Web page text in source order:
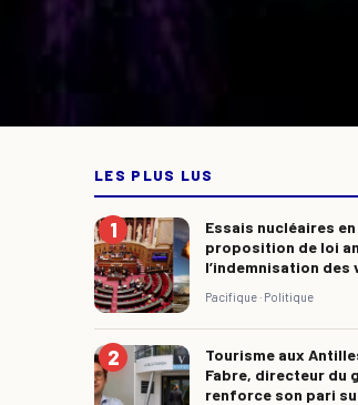
LES PLUS LUS
Essais nucléaires
proposition de loi
l’indemnisation des
Pacifique · Politique
Tourisme aux
Fabre, directeur du
renforce son pari